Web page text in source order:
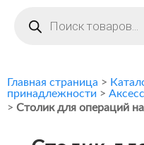
товаров
Главная страница >
принадлежности >
> Столик для операций